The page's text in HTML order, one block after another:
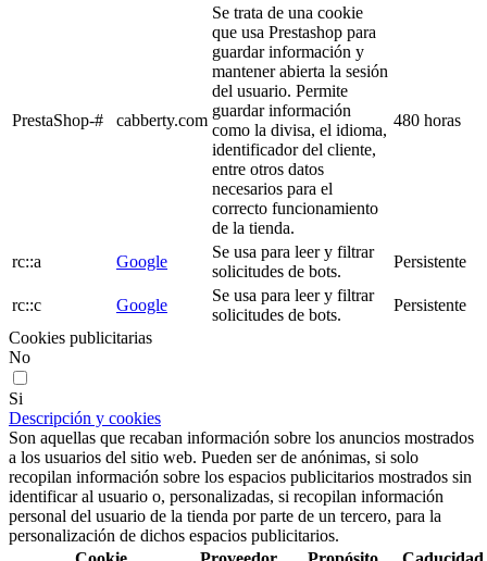
PrestaShop-# cabberty.com
Se trata de una cookie
que usa Prestashop para
guardar información y
mantener abierta la sesión
del usuario. Permite
guardar información
como la divisa, el idioma,
identificador del cliente,
entre otros datos
necesarios para el
correcto funcionamiento
de la tienda.
480 horas
rc::a Google
Se usa para leer y filtrar
solicitudes de bots.
Persistente
rc::c Google
Se usa para leer y filtrar
solicitudes de bots.
Persistente
Cookies publicitarias
No
Si
Descripción y cookies
Son aquellas que recaban información sobre los anuncios mostrados
a los usuarios del sitio web. Pueden ser de anónimas, si solo
recopilan información sobre los espacios publicitarios mostrados sin
identificar al usuario o, personalizadas, si recopilan información
personal del usuario de la tienda por parte de un tercero, para la
personalización de dichos espacios publicitarios.